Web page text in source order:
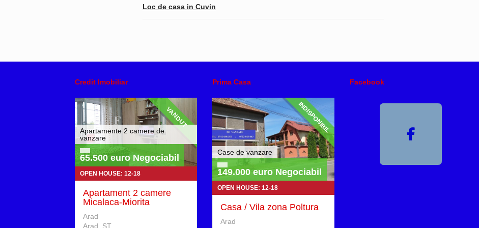
Loc de casa in Cuvin
Credit Imobiliar
VANDUT
Apartamente 2 camere de
vanzare
65.500 euro Negociabil
OPEN HOUSE: 12-18
Apartament 2 camere
Micalaca-Miorita
Arad
Arad, ST
Prima Casa
INDISPONIBIL
Case de vanzare
149.000 euro Negociabil
OPEN HOUSE: 12-18
Casa / Vila zona Poltura
Arad
Facebook